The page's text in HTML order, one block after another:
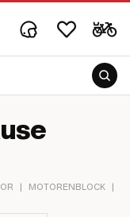
| MOTORENBLOCK |